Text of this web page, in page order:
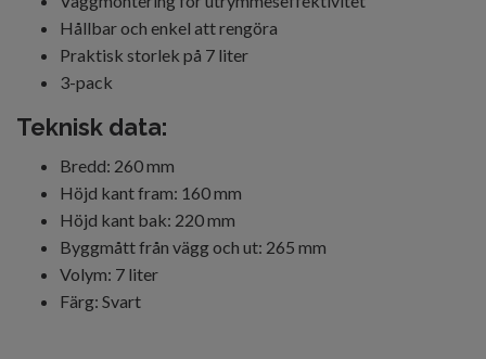
Hållbar och enkel att rengöra
Praktisk storlek på 7 liter
3-pack
Teknisk data:
Bredd: 260 mm
Höjd kant fram: 160 mm
Höjd kant bak: 220 mm
Byggmått från vägg och ut: 265 mm
Volym: 7 liter
Färg: Svart